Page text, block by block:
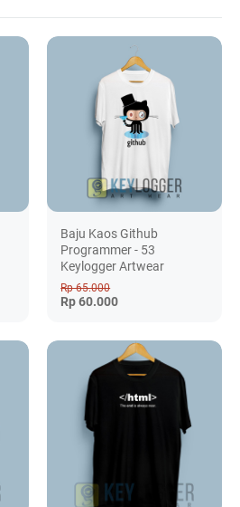
Baju Kaos Github
Programmer - 53
Keylogger Artwear
Rp 65.000
Rp 60.000